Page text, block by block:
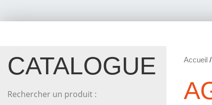
CATALOGUE
Rechercher un produit :
Accueil /